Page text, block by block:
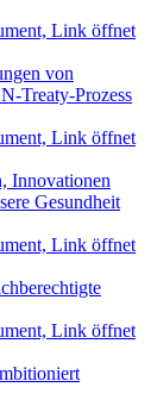
Link öffnet
von
Treaty-Prozess
Link öffnet
Innovationen
Gesundheit
Link öffnet
Link öffnet